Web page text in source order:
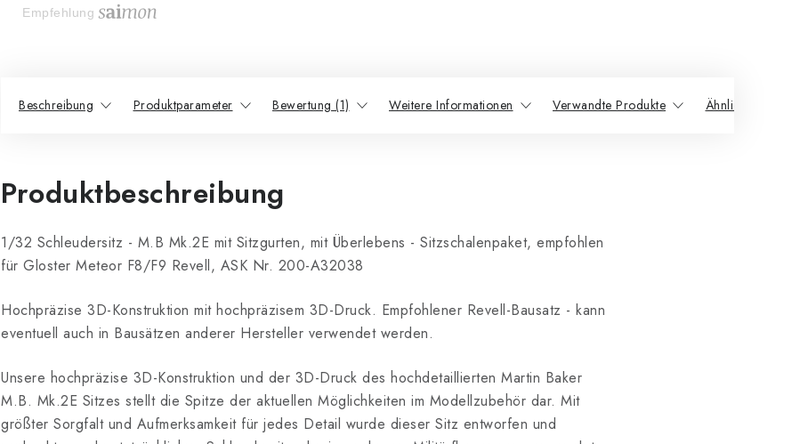
Empfehlung
Beschreibung Produktparameter Bewertung (1) Weitere Informationen Verwandte Produkte Ähnliche Produkte
Produktbeschreibung
1/32 Schleudersitz - M.B Mk.2E mit Sitzgurten, mit Überlebens - Sitzschalenpaket, empfohlen
für Gloster Meteor F8/F9 Revell, ASK Nr. 200-A32038
Hochpräzise 3D-Konstruktion mit hochpräzisem 3D-Druck. Empfohlener Revell-Bausatz - kann
eventuell auch in Bausätzen anderer Hersteller verwendet werden.
Unsere hochpräzise 3D-Konstruktion und der 3D-Druck des hochdetaillierten Martin Baker
M.B. Mk.2E Sitzes stellt die Spitze der aktuellen Möglichkeiten im Modellzubehör dar. Mit
größter Sorgfalt und Aufmerksamkeit für jedes Detail wurde dieser Sitz entworfen und